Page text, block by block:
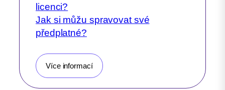
licenci?
Jak si můžu spravovat své
předplatné?
Více informací